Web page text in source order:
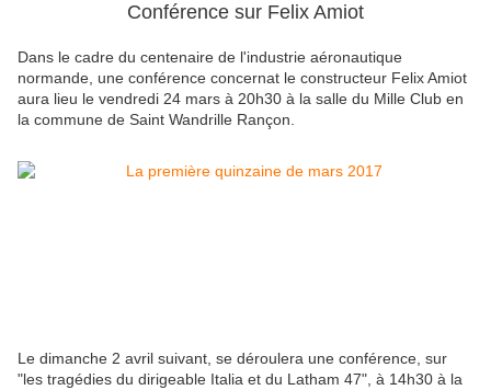
Conférence sur Felix Amiot
Dans le cadre du centenaire de l'industrie aéronautique
normande, une conférence concernat le constructeur Felix Amiot
aura lieu le vendredi 24 mars à 20h30 à la salle du Mille Club en
la commune de Saint Wandrille Rançon.
Le dimanche 2 avril suivant, se déroulera une conférence, sur
"les tragédies du dirigeable Italia et du Latham 47", à 14h30 à la